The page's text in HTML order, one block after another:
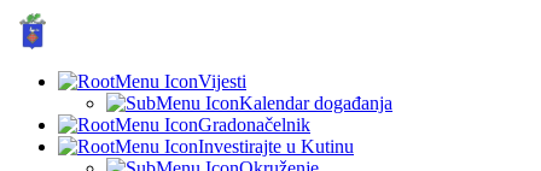
Vijesti
Kalendar događanja
Gradonačelnik
Investirajte u Kutinu